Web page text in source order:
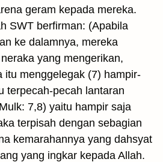
geram kepada mereka.
SWT berfirman: (Apabila
ke dalamnya, mereka
yang mengerikan,
itu menggelegak (7) hampir-
terpecah-pecah lantaran
7,8) yaitu hampir saja
terpisah dengan sebagian
kemarahannya yang dahsyat
yang ingkar kepada Allah.